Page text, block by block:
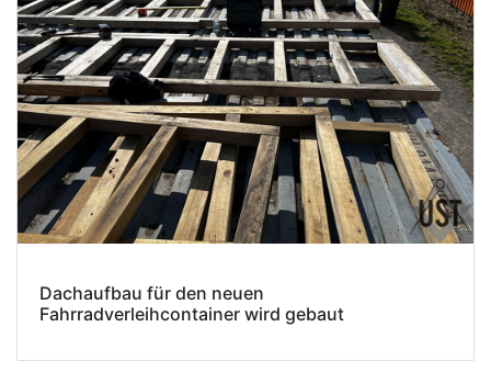
Dachaufbau für den neuen
Fahrradverleihcontainer wird gebaut